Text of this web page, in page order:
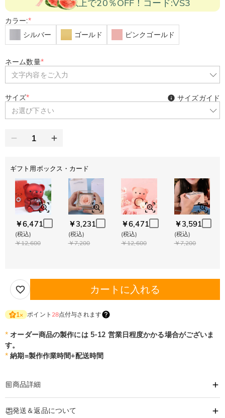
5点以上で20％OFF！コード:VS3
カラー:*
シルバー
ゴールド ピンクゴールド
ネーム数量*
文字内容をご入力
サイズ*
お選び下さい
サイズガイド
ギフト用ボックス・カード
￥6,471
(税込)
￥12,600
￥3,231
(税込)
￥7,200
￥6,471
(税込)
￥12,600
￥3,591
(税込)
￥7,200
カートに入れる
1× ポイント 28点付与されます
* オーダー商品の製作には 5-12 営業日程度かかる場合がございま
す。
* 納期=製作作業時間+配送時間
商品詳細
あなたの気持ちを形に出来るオーダーメイドのネックレスです。
発送＆返品について